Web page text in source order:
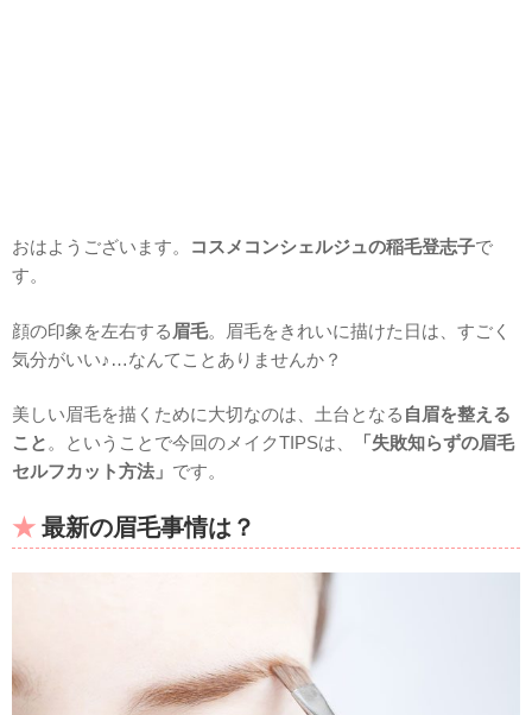
おはようございます。 コスメコンシェルジュの稲毛登志子で
す。
顔の印象を左右する 眉毛。眉毛をきれいに描けた日は、すごく
気分がいい♪…なんてことありませんか？
美しい眉毛を描くために大切なのは、土台となる 自眉を整える
こと 。ということで今回のメイクTIPSは、
「失敗知らずの眉毛
セルフカット方法」 です。
最新の眉毛事情は？